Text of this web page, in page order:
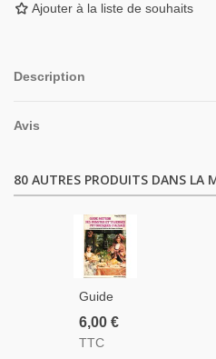
Ajouter à la liste de souhaits
Description
Avis
80 AUTRES PRODUITS DANS LA
Guide
Météor
Des
6,00 €
TTC